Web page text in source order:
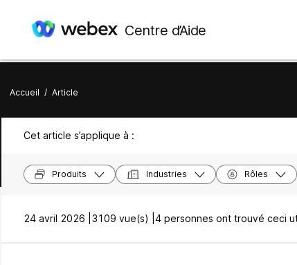
Centre d’Aide
Accueil / Article
Cet article s’applique à :
Produits Industries Rôles
24 avril 2026 | 3109 vue(s) | 4 personnes ont trouvé ceci